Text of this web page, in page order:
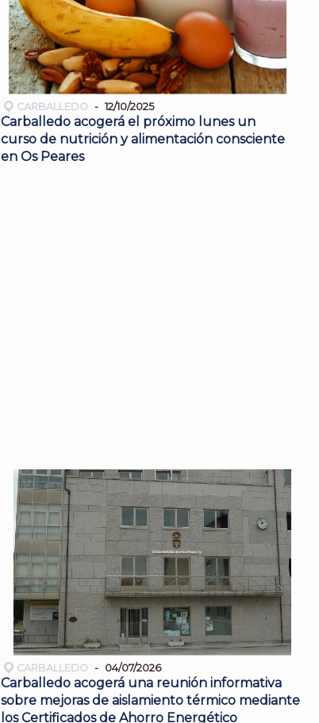
CARBALLEDO 12/10/2025
Carballedo acogerá el próximo lunes un
curso de nutrición y alimentación consciente
en Os Peares
CARBALLEDO 04/07/2026
Carballedo acogerá una reunión informativa
sobre mejoras de aislamiento térmico mediante
los Certificados de Ahorro Energético